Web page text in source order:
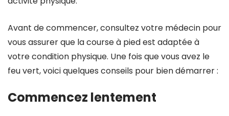
Avant de commencer, consultez votre médecin pour
vous assurer que la course à pied est adaptée à
votre condition physique. Une fois que vous avez le
feu vert, voici quelques conseils pour bien démarrer :
Commencez lentement